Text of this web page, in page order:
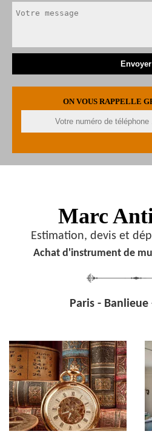
ON VOUS RAPPELLE
Marc
Estimation, devis et
Achat d'instrument de
Paris - Banlieue